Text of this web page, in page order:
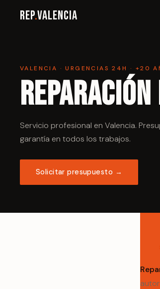
Rep.Valencia
VALENCIA · URGENCIAS 24H · +20
Servicio profesional en Valencia.
garantía en todos los trabajos.
Solicitar presupuesto →